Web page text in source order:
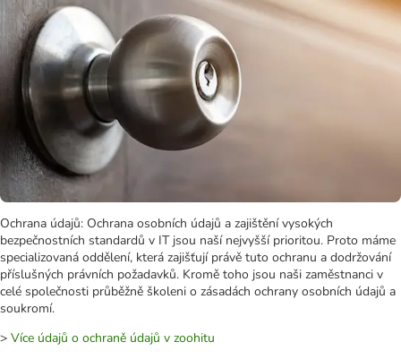
Ochrana údajů: Ochrana osobních údajů a zajištění vysokých
bezpečnostních standardů v IT jsou naší nejvyšší prioritou. Proto máme
specializovaná oddělení, která zajišťují právě tuto ochranu a dodržování
příslušných právních požadavků. Kromě toho jsou naši zaměstnanci v
celé společnosti průběžně školeni o zásadách ochrany osobních údajů a
soukromí.
> Více údajů o ochraně údajů v zoohitu